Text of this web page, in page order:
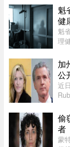
平
魁
健
魁
理
保
事
加
公
近
事
偷
者
蒙